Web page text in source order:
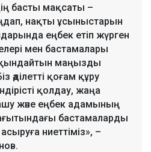
басты мақсаты –
нақты ұсыныстарын
еңбек етіп жүрген
мен бастамалары
маңызды
әділетті қоғам құру
қолдау, жаңа
және еңбек адамының
бастамаларды
ниеттіміз», –